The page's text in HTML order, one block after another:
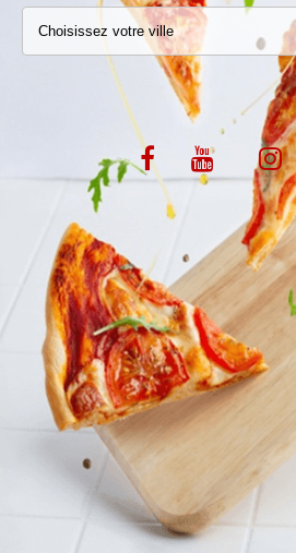
NOTRE RESTAURANT
MENTIONS LÉGALES
C.G.V